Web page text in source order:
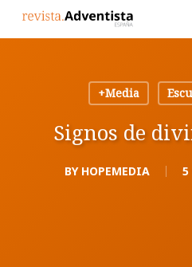
+Media
Signos de
BY HOPEMEDIA 5